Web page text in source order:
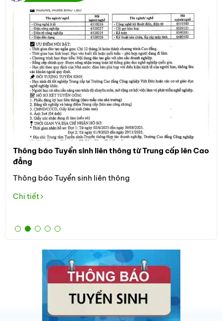
Thông báo Tuyển sinh liên thông từ Trung cấp lên Cao
đẳng
Thông báo Tuyển sinh liên thông
Chi tiết